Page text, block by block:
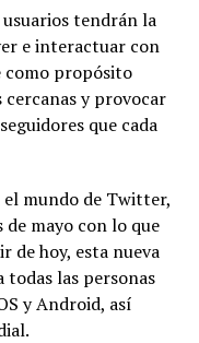
tendrán la
e interactuar con
propósito
y provocar
que cada
el mundo de Twitter,
de mayo con lo que
de hoy, esta nueva
las personas
y Android, así